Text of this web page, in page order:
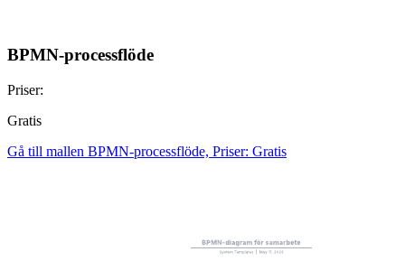
BPMN-processflöde
Priser:
Gratis
Gå till mallen BPMN-processflöde, Priser: Gratis